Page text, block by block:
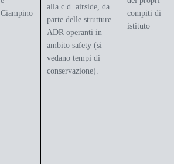
Ciampino
alla c.d. airside, da
parte delle strutture
ADR operanti in
ambito safety (si
vedano tempi di
conservazione).
compiti di
istituto